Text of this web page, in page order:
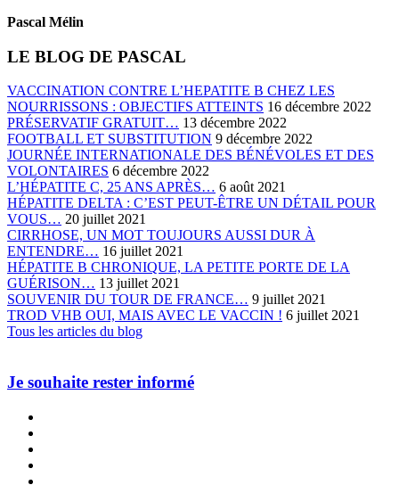
Pascal Mélin
LE BLOG DE PASCAL
VACCINATION CONTRE L’HEPATITE B CHEZ LES
NOURRISSONS : OBJECTIFS ATTEINTS 16 décembre 2022
PRÉSERVATIF GRATUIT… 13 décembre 2022
FOOTBALL ET SUBSTITUTION 9 décembre 2022
JOURNÉE INTERNATIONALE DES BÉNÉVOLES ET DES
VOLONTAIRES 6 décembre 2022
L’HÉPATITE C, 25 ANS APRÈS… 6 août 2021
HÉPATITE DELTA : C’EST PEUT-ÊTRE UN DÉTAIL POUR
VOUS… 20 juillet 2021
CIRRHOSE, UN MOT TOUJOURS AUSSI DUR À
ENTENDRE… 16 juillet 2021
HÉPATITE B CHRONIQUE, LA PETITE PORTE DE LA
GUÉRISON… 13 juillet 2021
SOUVENIR DU TOUR DE FRANCE… 9 juillet 2021
TROD VHB OUI, MAIS AVEC LE VACCIN ! 6 juillet 2021
Tous les articles du blog
Je souhaite rester informé